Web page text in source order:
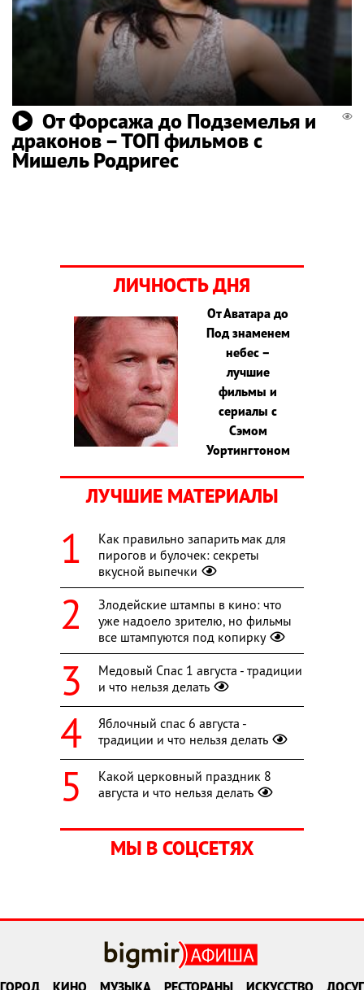
От Форсажа до Подземелья и
драконов – ТОП фильмов с
Мишель Родригес
ЛИЧНОСТЬ ДНЯ
От Аватара до
Под знаменем
небес –
лучшие
фильмы и
сериалы с
Сэмом
Уортингтоном
ЛУЧШИЕ МАТЕРИАЛЫ
Как правильно запарить мак для
пирогов и булочек: секреты
вкусной выпечки
Злодейские штампы в кино: что
уже надоело зрителю, но фильмы
все штампуются под копирку
Медовый Спас 1 августа - традиции
и что нельзя делать
Яблочный спас 6 августа -
традиции и что нельзя делать
Какой церковный праздник 8
августа и что нельзя делать
МЫ В СОЦСЕТЯХ
ГОРОД КИНО МУЗЫКА РЕСТОРАНЫ ИСКУССТВО ДОСУГ